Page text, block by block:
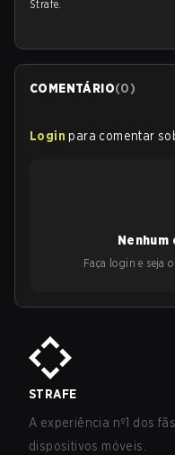
Strafe.
COMENTÁRIO(0)
Login para comentar
Faça login e seja
STRAFE
A experiência nº1 dos
dispositivos móveis.